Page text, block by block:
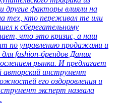
другие факторы влияли на
тех, кто переживал те или
к сберегательному
что это кризис, а наш
по управлению продажами и
fashion-брендов Дания
рынка. И предлагает
авторский инструмент
его оздоровления и
эксперт назвала